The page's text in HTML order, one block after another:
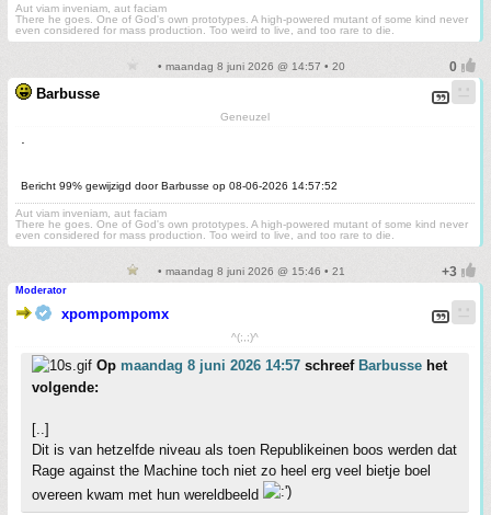
Aut viam inveniam, aut faciam
There he goes. One of God's own prototypes. A high-powered mutant of some kind never
even considered for mass production. Too weird to live, and too rare to die.
• maandag 8 juni 2026 @ 14:57 • 20
Barbusse
Geneuzel
Bericht 99% gewijzigd door Barbusse op 08-06-2026 14:57:52
Aut viam inveniam, aut faciam
There he goes. One of God's own prototypes. A high-powered mutant of some kind never
even considered for mass production. Too weird to live, and too rare to die.
• maandag 8 juni 2026 @ 15:46 • 21
Moderator
xpompompomx
^(;,;)^
Op maandag 8 juni 2026 14:57 schreef Barbusse het
volgende:
[..]
Dit is van hetzelfde niveau als toen Republikeinen boos werden dat
Rage against the Machine toch niet zo heel erg veel bietje boel
overeen kwam met hun wereldbeeld